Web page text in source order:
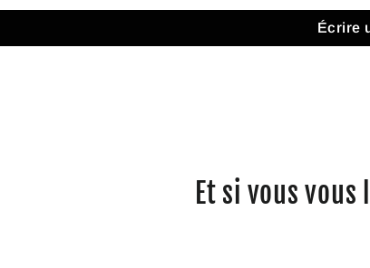
Écrire
Et si vous